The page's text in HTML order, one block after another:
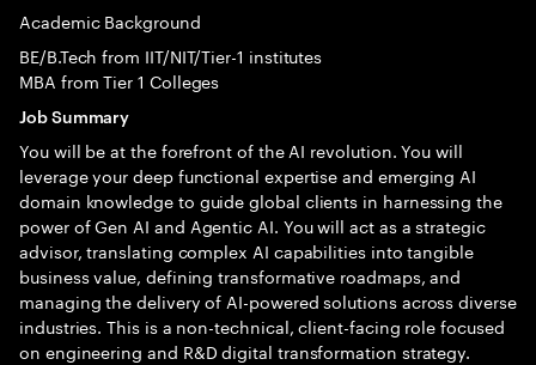
Academic Background
BE/B.Tech from IIT/NIT/Tier-1 institutes
MBA from Tier 1 Colleges
Job Summary
You will be at the forefront of the AI revolution. You will
leverage your deep functional expertise and emerging AI
domain knowledge to guide global clients in harnessing the
power of Gen AI and Agentic AI. You will act as a strategic
advisor, translating complex AI capabilities into tangible
business value, defining transformative roadmaps, and
managing the delivery of AI-powered solutions across diverse
industries. This is a non-technical, client-facing role focused
on engineering and R&D digital transformation strategy.